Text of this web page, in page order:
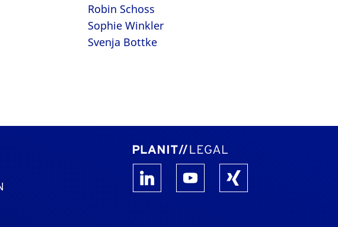
Robin Schoss
Sophie Winkler
Svenja Bottke